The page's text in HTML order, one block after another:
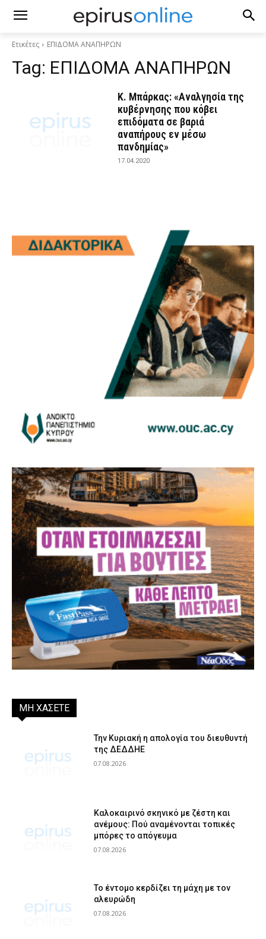
Ετικέτες ΕΠΙΔΟΜΑ ΑΝΑΠΗΡΩΝ
Tag: ΕΠΙΔΟΜΑ ΑΝΑΠΗΡΩΝ
Κ. Μπάρκας: «Αναλγησία της
κυβέρνησης που κόβει
επιδόματα σε βαριά
αναπήρους εν μέσω
πανδημίας»
17.04.2020
ΜΗ ΧΑΣΕΤΕ
Την Κυριακή η απολογία του διευθυντή
της ΔΕΔΔΗΕ
07.08.2026
Καλοκαιρινό σκηνικό με ζέστη και
ανέμους: Πού αναμένονται τοπικές
μπόρες το απόγευμα
07.08.2026
Το έντομο κερδίζει τη μάχη με τον
αλευρώδη
07.08.2026